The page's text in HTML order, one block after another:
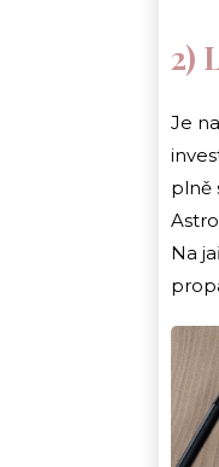
2)
Je
plně
Na